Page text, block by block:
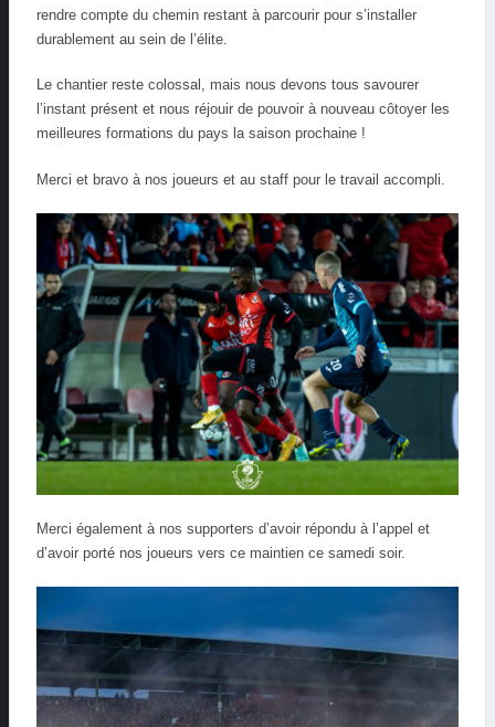
rendre compte du chemin restant à parcourir pour s’installer
durablement au sein de l’élite.
Le chantier reste colossal, mais nous devons tous savourer
l’instant présent et nous réjouir de pouvoir à nouveau côtoyer les
meilleures formations du pays la saison prochaine !
Merci et bravo à nos joueurs et au staff pour le travail accompli.
Merci également à nos supporters d’avoir répondu à l’appel et
d’avoir porté nos joueurs vers ce maintien ce samedi soir.